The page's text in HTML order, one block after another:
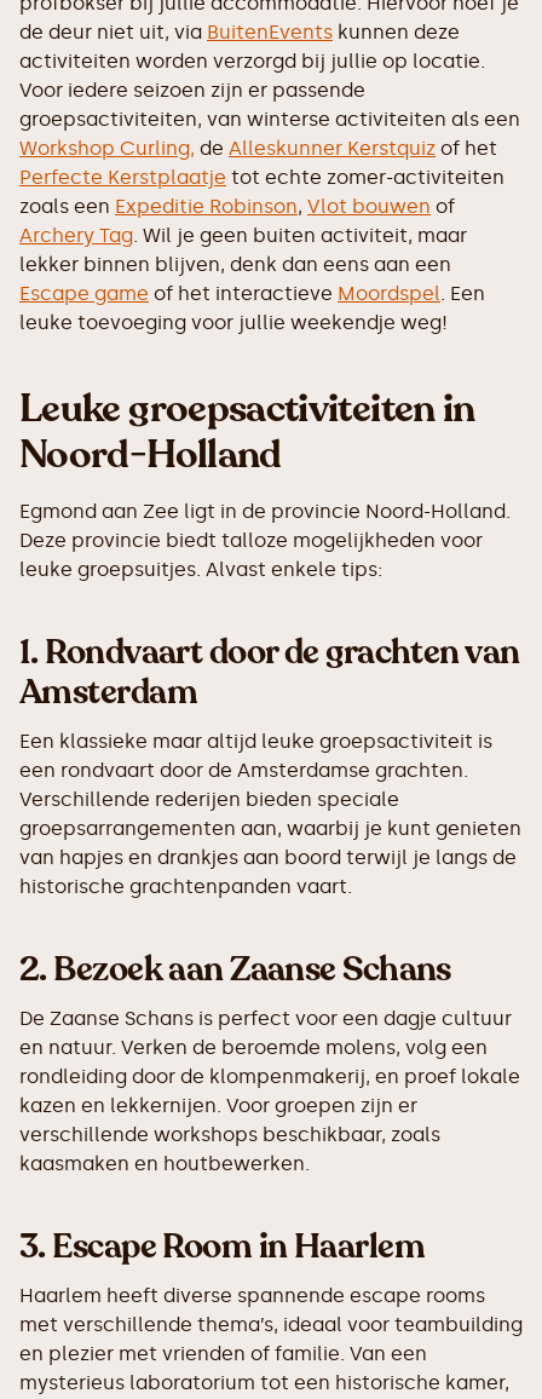
de deur niet uit, via BuitenEvents kunnen deze
activiteiten worden verzorgd bij jullie op locatie.
Voor iedere seizoen zijn er passende
groepsactiviteiten, van winterse activiteiten als een
Workshop Curling, de Alleskunner Kerstquiz of het
Perfecte Kerstplaatje tot echte zomer-activiteiten
zoals een Expeditie Robinson, Vlot bouwen of
Archery Tag. Wil je geen buiten activiteit, maar
lekker binnen blijven, denk dan eens aan een
Escape game of het interactieve Moordspel. Een
leuke toevoeging voor jullie weekendje weg!
Leuke groepsactiviteiten in
Noord-Holland
Egmond aan Zee ligt in de provincie Noord-Holland.
Deze provincie biedt talloze mogelijkheden voor
leuke groepsuitjes. Alvast enkele tips:
1.Rondvaart door de grachten van
Amsterdam
Een klassieke maar altijd leuke groepsactiviteit is
een rondvaart door de Amsterdamse grachten.
Verschillende rederijen bieden speciale
groepsarrangementen aan, waarbij je kunt genieten
van hapjes en drankjes aan boord terwijl je langs de
historische grachtenpanden vaart.
2.Bezoek aan Zaanse Schans
De Zaanse Schans is perfect voor een dagje cultuur
en natuur. Verken de beroemde molens, volg een
rondleiding door de klompenmakerij, en proef lokale
kazen en lekkernijen. Voor groepen zijn er
verschillende workshops beschikbaar, zoals
kaasmaken en houtbewerken.
3.Escape Room in Haarlem
Haarlem heeft diverse spannende escape rooms
met verschillende thema’s, ideaal voor teambuilding
en plezier met vrienden of familie. Van een
mysterieus laboratorium tot een historische kamer,